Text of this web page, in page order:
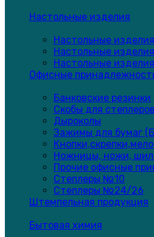
Настольные изделия
Настольные
Настольные
Настольные
Офисные
Банковские резинки
Скобы для степлеров
Дыроколы
Зажимы для бумаг
Ножницы, ножи,
Прочие офисные
Степлеры №10
Степлеры №24/26
Штемпельная продукция
Бытовая химия